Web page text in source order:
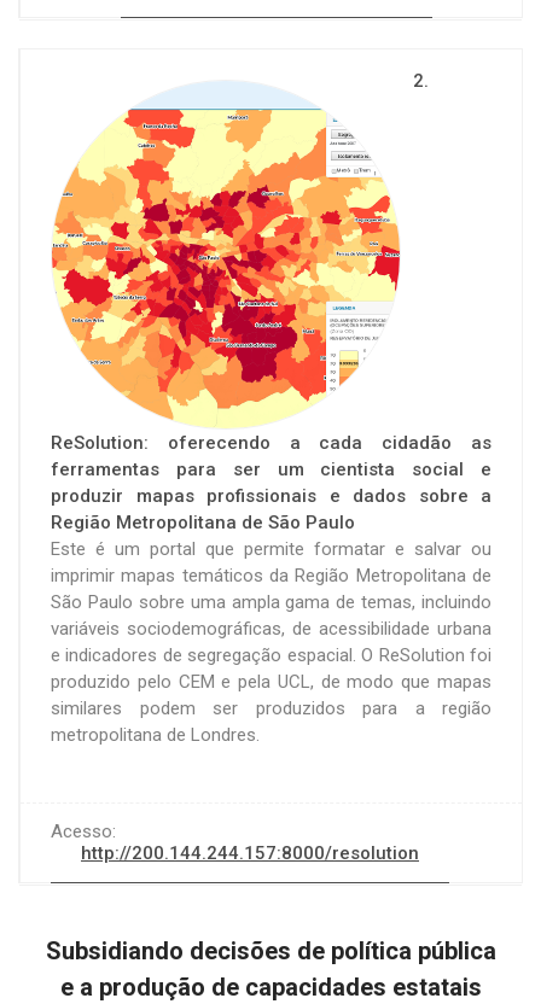
2.
ReSolution:
oferecendo a cada cidadão as
ferramentas para ser um cientista social e
produzir mapas profissionais e dados sobre a
Região Metropolitana de São Paulo
Este é um portal que permite formatar e salvar ou
imprimir mapas temáticos da Região Metropolitana de
São Paulo sobre uma ampla gama de temas, incluindo
variáveis sociodemográficas, de acessibilidade urbana
e indicadores de segregação espacial. O ReSolution foi
produzido pelo CEM e pela UCL, de modo que mapas
similares podem ser produzidos para a região
metropolitana de Londres.
Acesso:
http://200.144.244.157:8000/resolution
Subsidiando decisões de política pública
e a produção de capacidades estatais